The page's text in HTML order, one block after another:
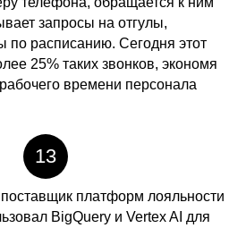
запросы на отгулы,
по расписанию. Сегодня этот
25% таких звонков, экономя
времени персонала
13
платформ лояльности
BigQuery и Vertex AI для